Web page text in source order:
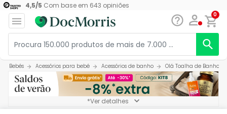
4,5/5 Com base em 643 opiniões
0
Bebés Acessórios para bebé Acessórios de banho Olá Toalha de Banho
*Ver detalhes